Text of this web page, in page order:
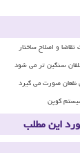
سنگین تر می شود
نفعان صورت می گیرد
کوپن
این مطلب